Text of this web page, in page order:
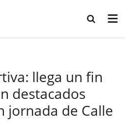
llega un fin
destacados
jornada de Calle